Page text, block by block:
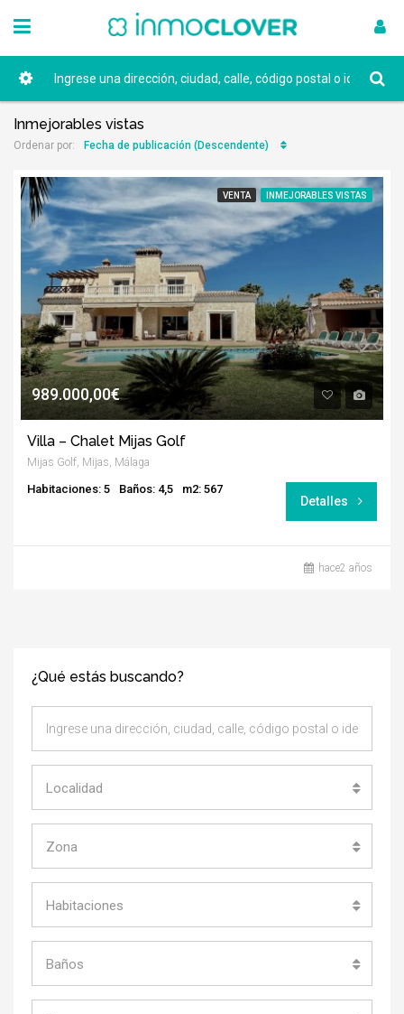
Inmejorables vistas
Ordenar por: Fecha de publicación (Descendente)
VENTA INMEJORABLES VISTAS
989.000,00€
Villa – Chalet Mijas Golf
Mijas Golf, Mijas, Málaga
Habitaciones: 5 Baños: 4,5 m2: 567
Detalles
hace2 años
¿Qué estás buscando?
Localidad
Zona
Habitaciones
Baños